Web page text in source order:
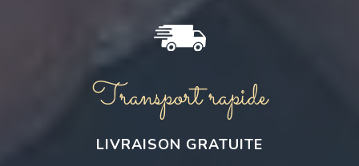
Transport rapide
LIVRAISON GRATUITE